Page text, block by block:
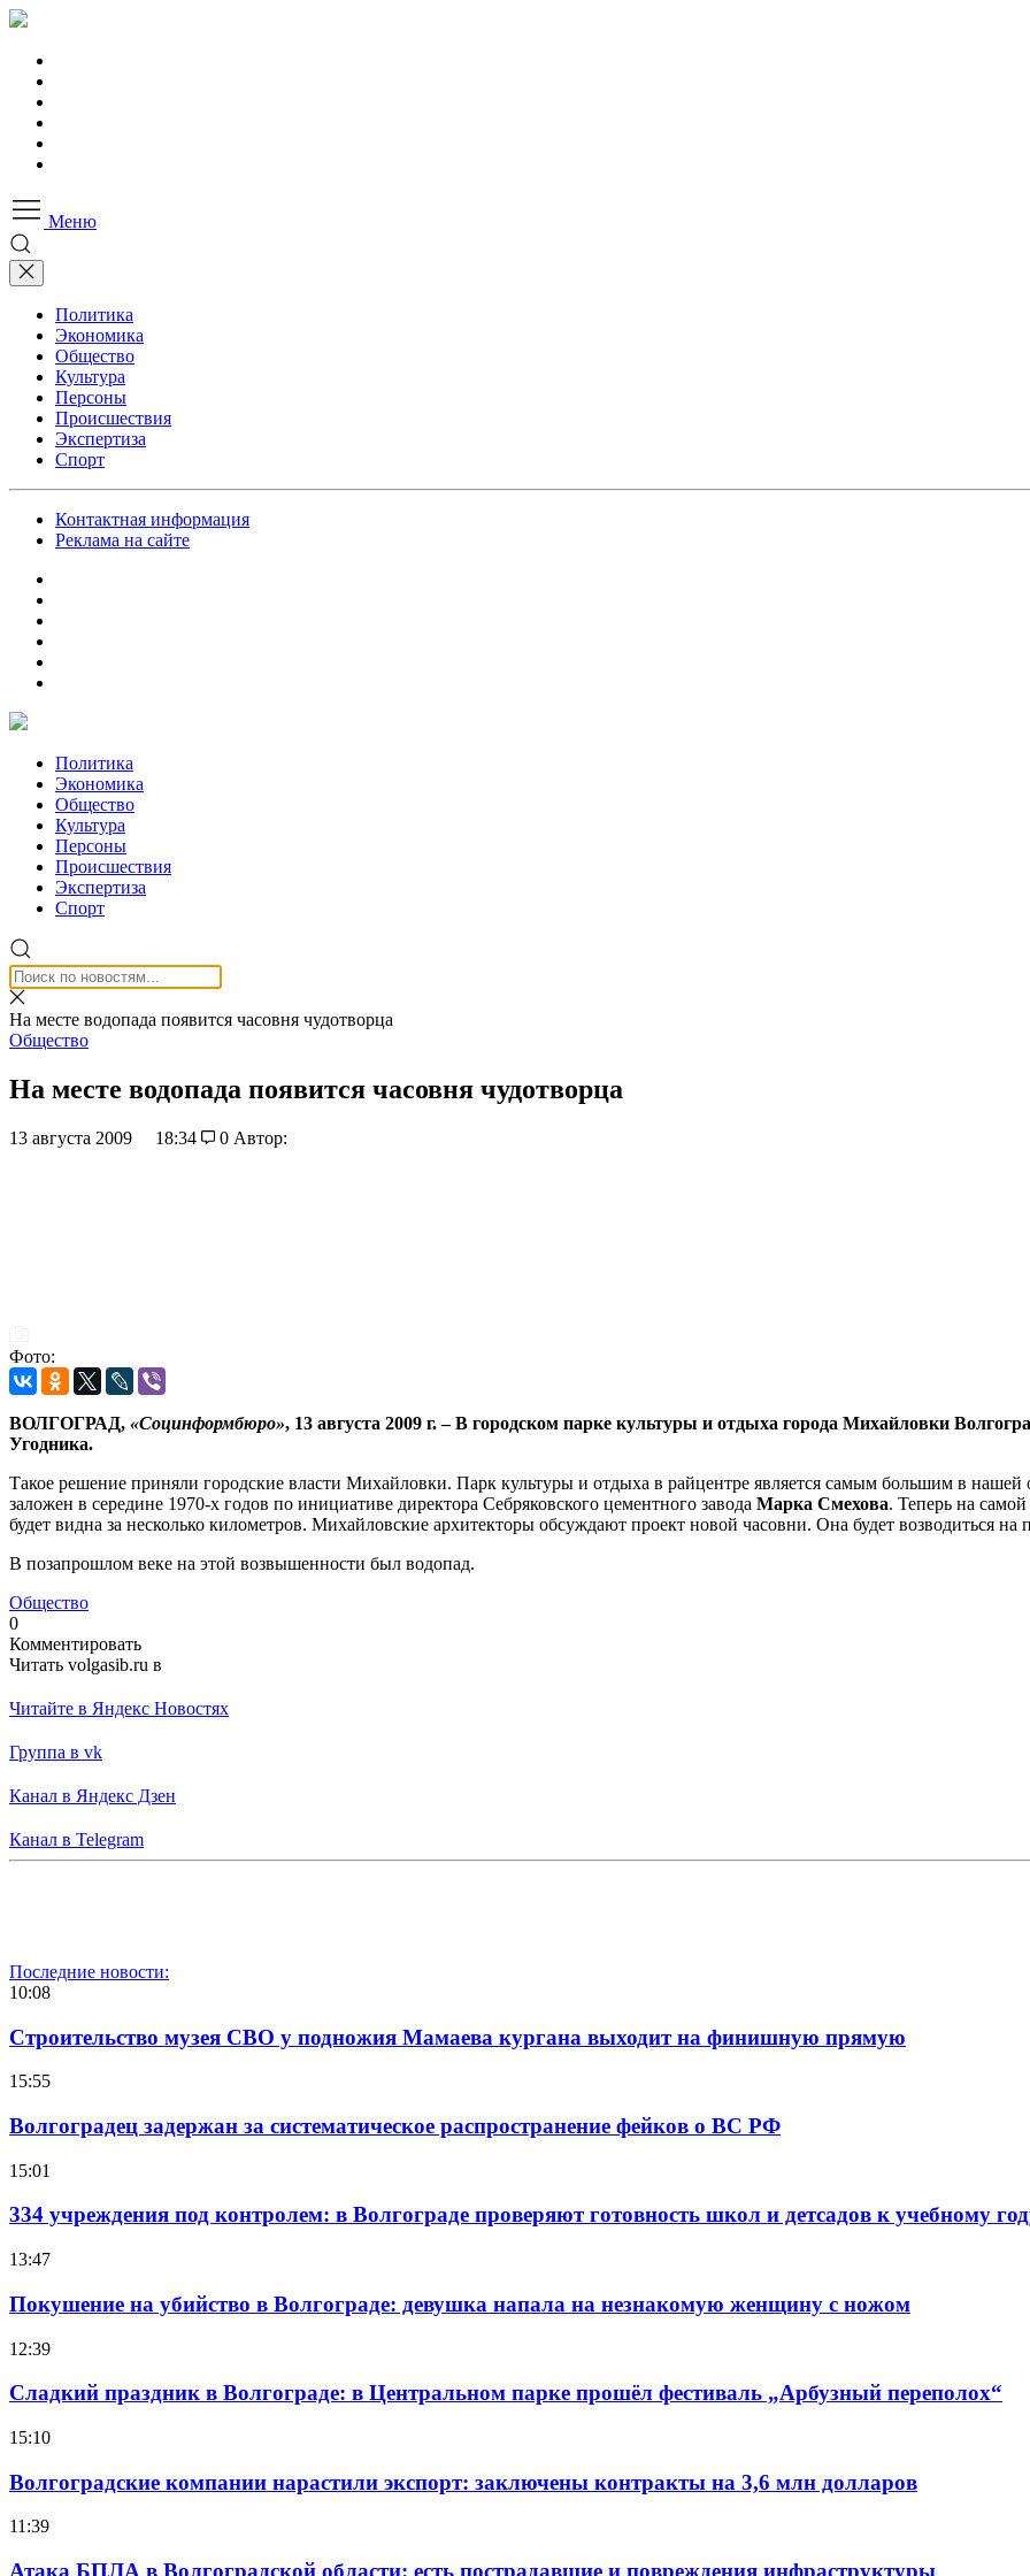
Меню
Политика
Экономика
Общество
Культура
Персоны
Происшествия
Экспертиза
Спорт
Контактная информация
Реклама на сайте
Политика
Экономика
Общество
Культура
Персоны
Происшествия
Экспертиза
Спорт
На месте водопада появится часовня чудотворца
Общество
На месте водопада появится часовня чудотворца
13 августа 2009 18:34 0 Автор:
Фото:
ВОЛГОГРАД, «Социнформбюро», 13 августа 2009 г. – В городском парке культуры и отдыха города Михайловки
Угодника.
Такое решение приняли городские власти Михайловки. Парк культуры и отдыха в райцентре является самым большим в нашей
заложен в середине 1970-х годов по инициативе директора Себряковского цементного завода Марка Смехова. Теперь на
будет видна за несколько километров. Михайловские архитекторы обсуждают проект новой часовни. Она будет возводиться
В позапрошлом веке на этой возвышенности был водопад.
Общество
0
Комментировать
Читать volgasib.ru в
Читайте в Яндекс Новостях
Группа в vk
Канал в Яндекс Дзен
Канал в Telegram
Последние новости:
10:08
Строительство музея СВО у подножия Мамаева кургана выходит на финишную прямую
15:55
Волгоградец задержан за систематическое распространение фейков о ВС РФ
15:01
334 учреждения под контролем: в Волгограде проверяют готовность школ и детсадов к учебному
13:47
Покушение на убийство в Волгограде: девушка напала на незнакомую женщину с ножом
12:39
Сладкий праздник в Волгограде: в Центральном парке прошёл фестиваль „Арбузный переполох“
15:10
Волгоградские компании нарастили экспорт: заключены контракты на 3,6 млн долларов
11:39
Атака БПЛА в Волгоградской области: есть пострадавшие и повреждения инфраструктуры